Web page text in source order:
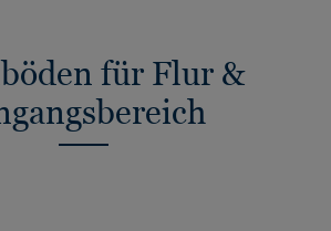
für Flur &